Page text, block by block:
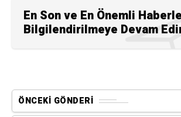
En Son ve En Önemli
Bilgilendirilmeye Devam
ÖNCEKI GÖNDERI